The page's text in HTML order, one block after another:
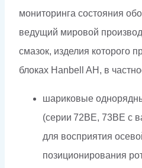
мониторинга состояния
ведущий мировой
смазок, изделия которого
блоках Hanbell AH, в
шариковые
(серии 72BE, 73BE с
для восприятия
позиционирования